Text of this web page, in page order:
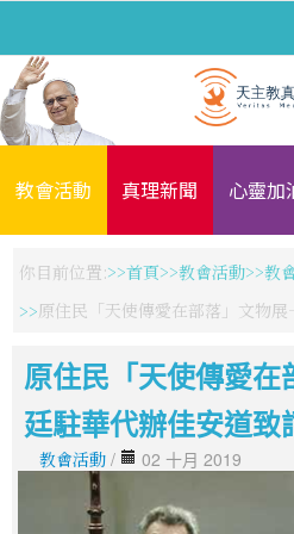
教會活動 真理新聞 心靈加
你目前位置: 首頁 教會活動
教
原住民「天使傳愛在部落」文物
原住民「天使傳愛
廷駐華代辦佳安道致
教會活動 / 02 十月 2019